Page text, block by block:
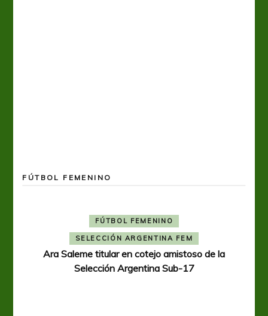
FÚTBOL FEMENINO
FÚTBOL FEMENINO
SELECCIÓN ARGENTINA FEM
Ara Saleme titular en cotejo amistoso de la
Selección Argentina Sub-17